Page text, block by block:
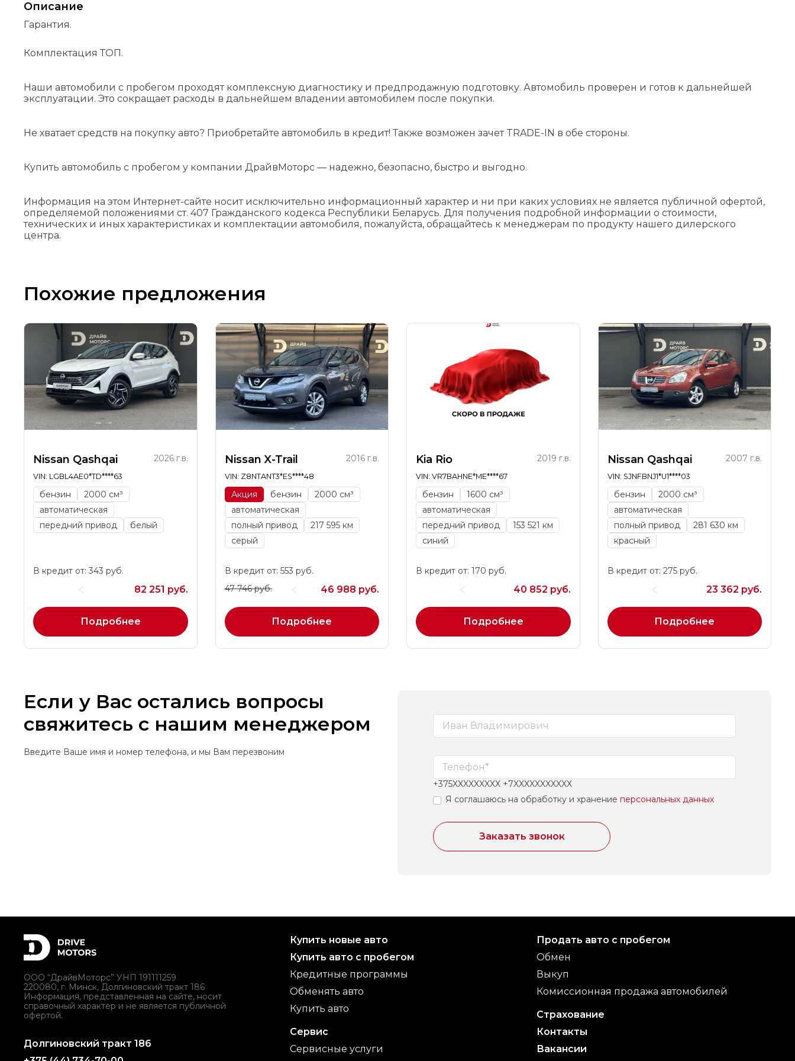
Описание
Гарантия.
Комплектация ТОП.
Наши автомобили с пробегом проходят комплексную диагностику и предпродажную подготовку. Автомобиль проверен и готов к дальнейшей
эксплуатации. Это сокращает расходы в дальнейшем владении автомобилем после покупки.
Не хватает средств на покупку авто? Приобретайте автомобиль в кредит! Также возможен зачет TRADE-IN в обе стороны.
Купить автомобиль с пробегом у компании ДрайвМоторс — надежно, безопасно, быстро и выгодно.
Информация на этом Интернет-сайте носит исключительно информационный характер и ни при каких условиях не является публичной офертой,
определяемой положениями cт. 407 Гражданского кодекса Республики Беларусь. Для получения подробной информации о стоимости,
технических и иных характеристиках и комплектации автомобиля, пожалуйста, обращайтесь к менеджерам по продукту нашего дилерского
центра.
Похожие предложения
Nissan Qashqai 2026 г.в.
VIN: LGBL4AE0*TD****63
бензин
2000 см³
автоматическая
передний привод
белый
В кредит от: 343 руб.
82 251 руб.
Подробнее
Nissan X-Trail 2016 г.в.
VIN: Z8NTANT3*ES****48
Акция бензин
2000 см³
автоматическая
полный привод
217 595 км
серый
В кредит от: 553 руб.
47 746 руб.
46 988 руб.
Подробнее
Kia Rio 2019 г.в.
VIN: VR7BAHNE*ME****67
бензин
1600 см³
автоматическая
передний привод
153 521 км
синий
В кредит от: 170 руб.
40 852 руб.
Подробнее
Nissan Qashqai 2007 г.в.
VIN: SJNFBNJ1*U1****03
бензин
2000 см³
автоматическая
полный привод
281 630 км
красный
В кредит от: 275 руб.
23 362 руб.
Подробнее
Если у Вас остались вопросы
свяжитесь с нашим менеджером
Введите Ваше имя и номер телефона, и мы Вам перезвоним
+375XXXXXXXXX +7XXXXXXXXXXX
Я соглашаюсь на обработку и хранение персональных данных
Заказать звонок
ООО “ДрайвМоторс” УНП 191111259
220080, г. Минск, Долгиновский тракт 186
Информация, представленная на сайте, носит
справочный характер и не является публичной
офертой.
Долгиновский тракт 186
Купить новые авто
Купить авто с пробегом
Кредитные программы
Обменять авто
Купить авто
Сервис
Сервисные услуги
Продать авто с пробегом
Обмен
Выкуп
Комиссионная продажа автомобилей
Страхование
Контакты
Вакансии